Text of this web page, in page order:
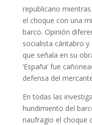
republicano
el choque con una
barco. Opinión
socialista cántabro
que señala en su
‘España’ fue
defensa del
En todas las
hundimiento del
naufragio el choque